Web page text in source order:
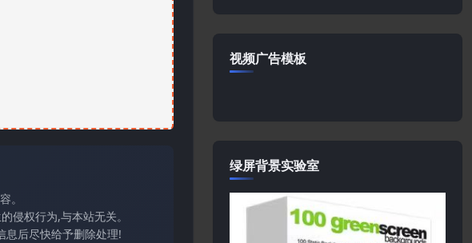
。
侵权行为,与本站无关。
息后尽快给予删除处理!
视频广告模板
绿屏背景实验室